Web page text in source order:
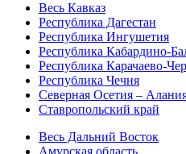
Весь Кавказ
Республика Дагестан
Республика Ингушетия
Республика Кабардино-
Республика Карачаево-
Республика Чечня
Северная Осетия –
Ставропольский край
Весь Дальний Восток
Амурская область